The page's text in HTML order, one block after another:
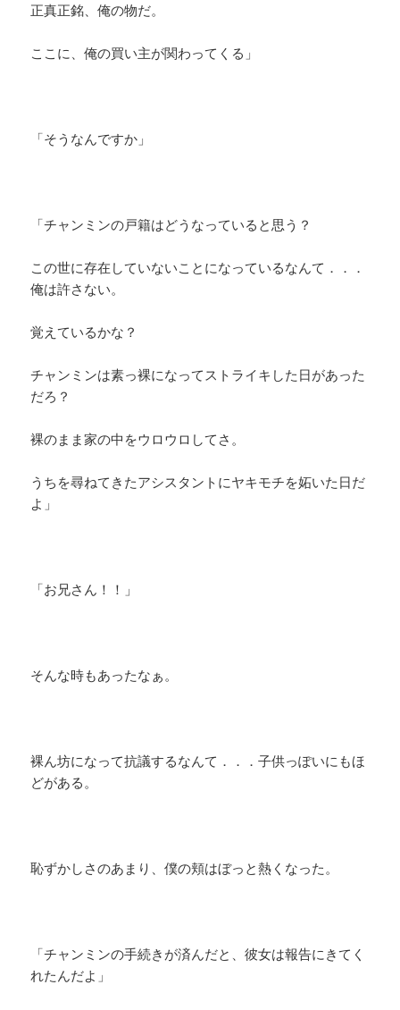
正真正銘、俺の物だ。
ここに、俺の買い主が関わってくる」
「そうなんですか」
「チャンミンの戸籍はどうなっていると思う？
この世に存在していないことになっているなんて．．．
俺は許さない。
覚えているかな？
チャンミンは素っ裸になってストライキした日があった
だろ？
裸のまま家の中をウロウロしてさ。
うちを尋ねてきたアシスタントにヤキモチを妬いた日だ
よ」
「お兄さん！！」
そんな時もあったなぁ。
裸ん坊になって抗議するなんて．．．子供っぽいにもほ
どがある。
恥ずかしさのあまり、僕の頬はぼっと熱くなった。
「チャンミンの手続きが済んだと、彼女は報告にきてく
れたんだよ」